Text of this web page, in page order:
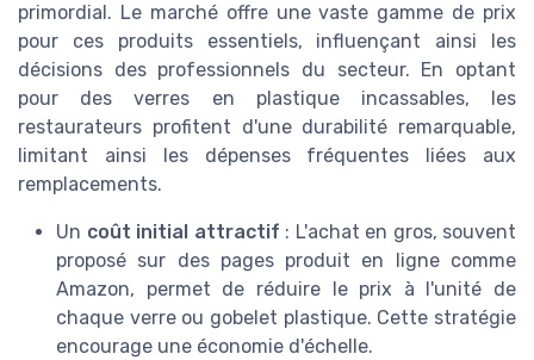
primordial. Le marché offre une vaste gamme de prix
pour ces produits essentiels, influençant ainsi les
décisions des professionnels du secteur. En optant
pour des verres en plastique incassables, les
restaurateurs profitent d'une durabilité remarquable,
limitant ainsi les dépenses fréquentes liées aux
remplacements.
Un coût initial attractif : L'achat en gros, souvent
proposé sur des pages produit en ligne comme
Amazon, permet de réduire le prix à l'unité de
chaque verre ou gobelet plastique. Cette stratégie
encourage une économie d'échelle.